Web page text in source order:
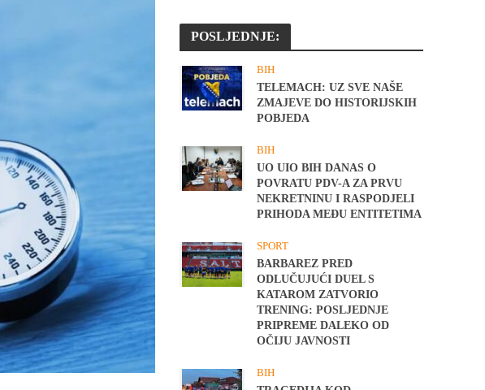
POSLJEDNJE:
BIH
TELEMACH: UZ SVE NAŠE
ZMAJEVE DO HISTORIJSKIH
POBJEDA
BIH
UO UIO BIH DANAS O
POVRATU PDV-A ZA PRVU
NEKRETNINU I RASPODJELI
PRIHODA MEĐU ENTITETIMA
SPORT
BARBAREZ PRED
ODLUČUJUĆI DUEL S
KATAROM ZATVORIO
TRENING: POSLJEDNJE
PRIPREME DALEKO OD
OČIJU JAVNOSTI
BIH